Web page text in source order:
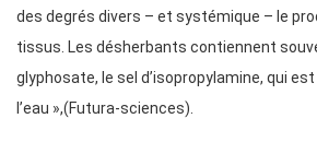
des degrés divers – et systémique – le
tissus. Les désherbants contiennent
glyphosate, le sel d’isopropylamine, qui
l’eau »,(Futura-sciences).